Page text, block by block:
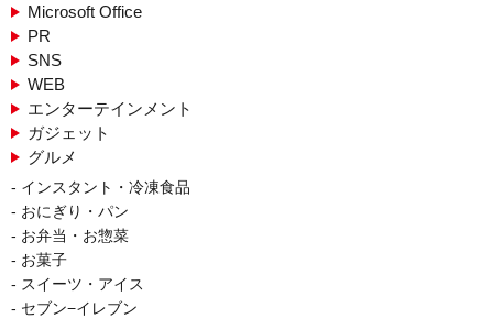
Microsoft Office
PR
SNS
WEB
エンターテインメント
ガジェット
グルメ
インスタント・冷凍食品
おにぎり・パン
お弁当・お惣菜
お菓子
スイーツ・アイス
セブン−イレブン